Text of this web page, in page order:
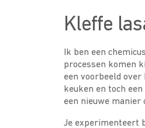
Kleffe
Ik ben een
processen komen
een voorbeeld
keuken en toch
een nieuwe
Je experimenteert